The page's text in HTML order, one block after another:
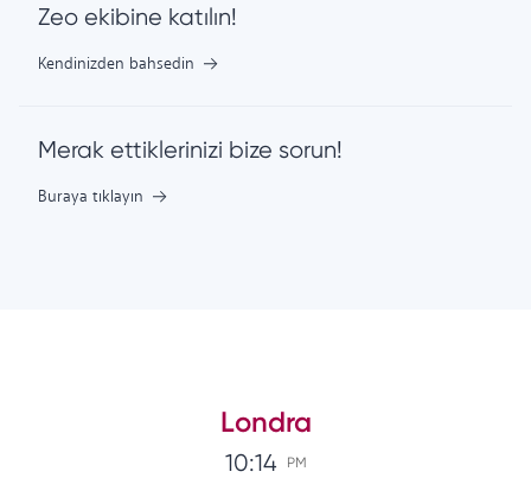
Zeo ekibine katılın!
Kendinizden bahsedin
Merak ettiklerinizi bize sorun!
Buraya tıklayın
Londra
10:14 PM